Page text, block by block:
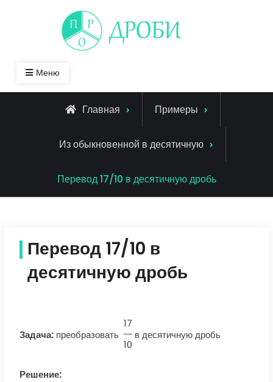
Меню
Главная Примеры
Из обыкновенной в десятичную
Перевод 17/10 в десятичную дробь
Перевод 17/10 в
десятичную дробь
Задача:преобразовать
17
10
в десятичную дробь
Решение: